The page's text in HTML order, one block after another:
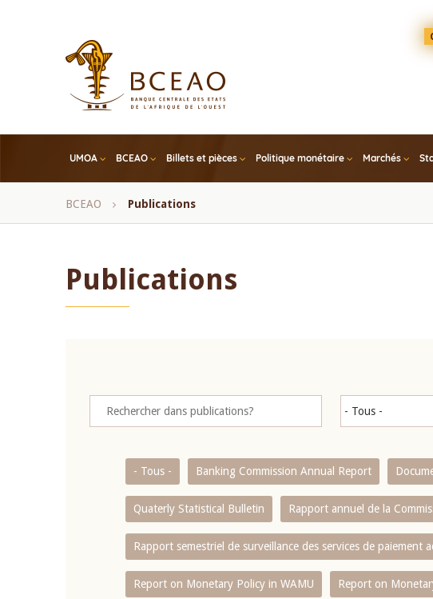
UMOA BCEAO Billets et pièces Politique monétaire Marchés
Fil
BCEAO Publications
Publications
- Tous - Banking Commission Annual Report
Quaterly Statistical Bulletin Rapport annuel de la
Rapport semestriel de surveillance des services de paiement
Report on Monetary Policy in WAMU Report on